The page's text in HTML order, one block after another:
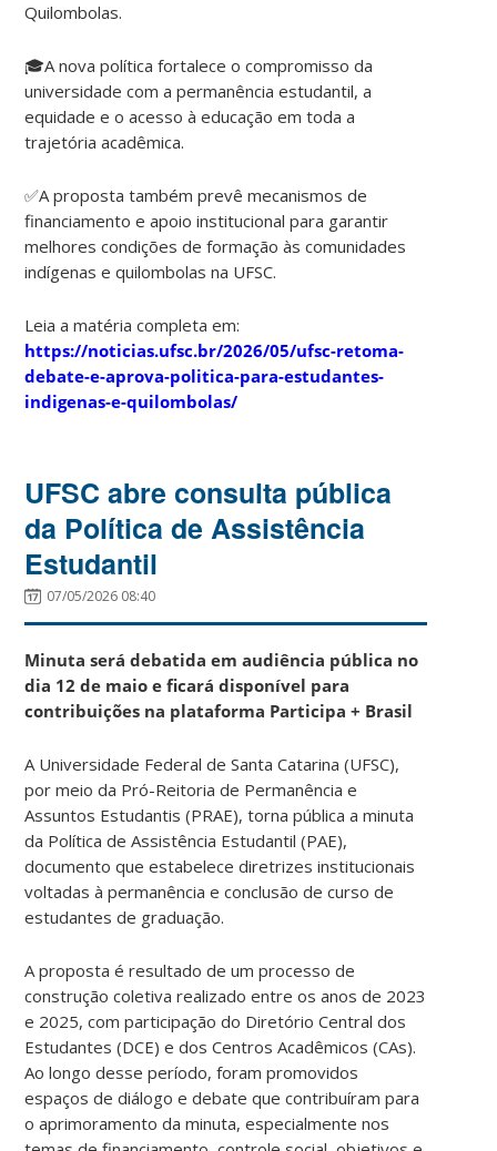
Quilombolas.
🎓A nova política fortalece o compromisso da
universidade com a permanência estudantil, a
equidade e o acesso à educação em toda a
trajetória acadêmica.
✅A proposta também prevê mecanismos de
financiamento e apoio institucional para garantir
melhores condições de formação às comunidades
indígenas e quilombolas na UFSC.
Leia a matéria completa em:
https://noticias.ufsc.br/2026/05/ufsc-retoma-
debate-e-aprova-politica-para-estudantes-
indigenas-e-quilombolas/
UFSC abre consulta pública
da Política de Assistência
Estudantil
07/05/2026 08:40
Minuta será debatida em audiência pública no
dia 12 de maio e ficará disponível para
contribuições na plataforma Participa + Brasil
A Universidade Federal de Santa Catarina (UFSC),
por meio da Pró-Reitoria de Permanência e
Assuntos Estudantis (PRAE), torna pública a minuta
da Política de Assistência Estudantil (PAE),
documento que estabelece diretrizes institucionais
voltadas à permanência e conclusão de curso de
estudantes de graduação.
A proposta é resultado de um processo de
construção coletiva realizado entre os anos de 2023
e 2025, com participação do Diretório Central dos
Estudantes (DCE) e dos Centros Acadêmicos (CAs).
Ao longo desse período, foram promovidos
espaços de diálogo e debate que contribuíram para
o aprimoramento da minuta, especialmente nos